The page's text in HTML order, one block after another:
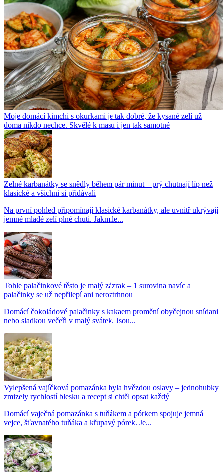
Moje domácí kimchi s okurkami je tak dobré, že kysané zelí už
doma nikdo nechce. Skvělé k masu i jen tak samotné
Zelné karbanátky se snědly během pár minut – prý chutnají líp než
klasické a všichni si přidávali
Na první pohled připomínají klasické karbanátky, ale uvnitř ukrývají
jemné mladé zelí plné chuti. Jakmile...
Tohle palačinkové těsto je malý zázrak – 1 surovina navíc a
palačinky se už nepřilepí ani neroztrhnou
Domácí čokoládové palačinky s kakaem promění obyčejnou snídani
nebo sladkou večeři v malý svátek. Jsou...
Vylepšená vajíčková pomazánka byla hvězdou oslavy – jednohubky
zmizely rychlostí blesku a recept si chtěl opsat každý
Domácí vaječná pomazánka s tuňákem a pórkem spojuje jemná
vejce, šťavnatého tuňáka a křupavý pórek. Je...